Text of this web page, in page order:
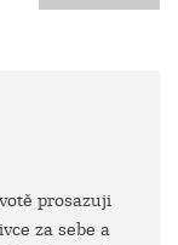
prosazuji
za sebe a